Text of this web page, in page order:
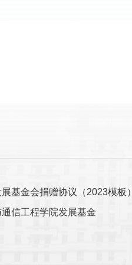
基金会捐赠协议（2023模板）
信工程学院发展基金